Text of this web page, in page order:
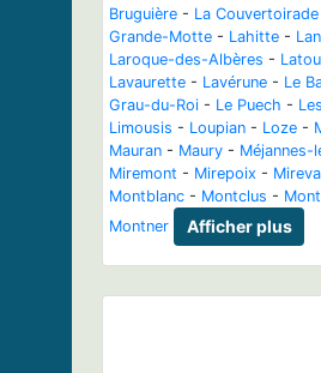
Bruguière - La Couvertoirade
Grande-Motte - Lahitte -
Laroque-des-Albères -
Lavaurette - Lavérune - Le
Grau-du-Roi - Le Puech -
Limousis - Loupian - Loze -
Mauran - Maury - Méjannes-
Miremont - Mirepoix -
Montblanc - Montclus -
Montner
Afficher plus